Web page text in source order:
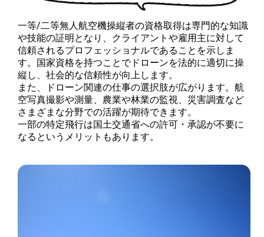
一等/二等無人航空機操縦者の資格取得は専門的な知識
や技能の証明となり、クライアントや雇用主に対して
信頼されるプロフェッショナルであることを示しま
す。国家資格を持つことでドローンを法的に適切に操
縦し、社会的な信頼性が向上します。
また、ドローン関連の仕事の選択肢が広がります。航
空写真撮影や測量、農業や林業の監視、災害調査など
さまざまな分野での活躍が期待できます。
一部の特定飛行は国土交通省への許可・承認が不要に
なるというメリットもあります。